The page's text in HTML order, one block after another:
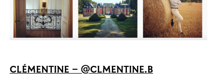
CLÉMENTINE – @CLMENTINE.B